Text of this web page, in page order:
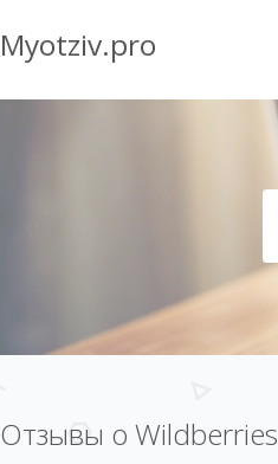
Myotziv.pro
Отзывы о Wildberries